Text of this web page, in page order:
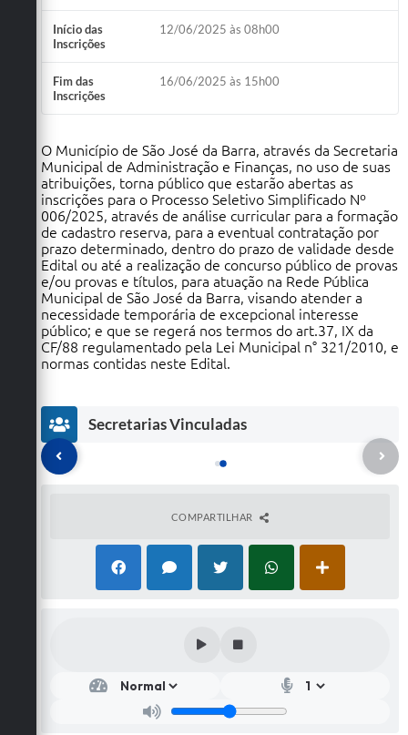
Início das
Inscrições
12/06/2025 às 08h00
Fim das
Inscrições
16/06/2025 às 15h00
O Município de São José da Barra, através da Secretaria
Municipal de Administração e Finanças, no uso de suas
atribuições, torna público que estarão abertas as
inscrições para o Processo Seletivo Simplificado Nº
006/2025, através de análise curricular para a formação
de cadastro reserva, para a eventual contratação por
prazo determinado, dentro do prazo de validade desde
Edital ou até a realização de concurso público de provas
e/ou provas e títulos, para atuação na Rede Pública
Municipal de São José da Barra, visando atender a
necessidade temporária de excepcional interesse
público; e que se regerá nos termos do art.37, IX da
CF/88 regulamentado pela Lei Municipal n° 321/2010, e
normas contidas neste Edital.
Secretarias Vinculadas
etar
ia
COMPARTILHAR